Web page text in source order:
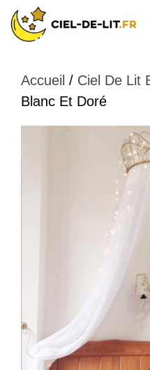
Aller
au
Accueil / Ciel De Lit
Blanc Et Doré